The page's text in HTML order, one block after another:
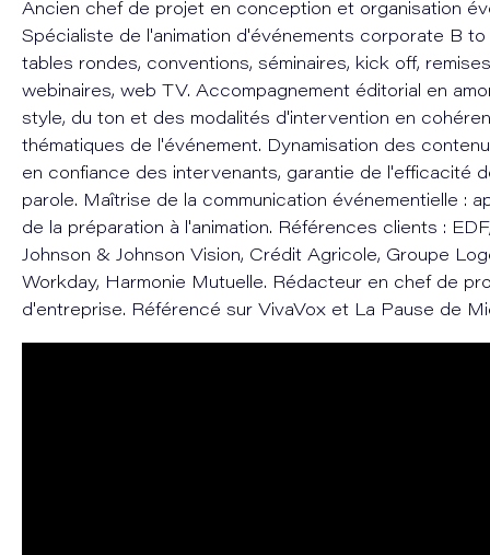
Ancien chef de projet en conception et organisation
Spécialiste de l'animation d'événements corporate B to
tables rondes, conventions, séminaires, kick off,
webinaires, web TV. Accompagnement éditorial en
style, du ton et des modalités d'intervention en
thématiques de l'événement. Dynamisation des
en confiance des intervenants, garantie de l'efficacité
parole. Maîtrise de la communication événementielle :
de la préparation à l'animation. Références clients :
Johnson & Johnson Vision, Crédit Agricole, Groupe
Workday, Harmonie Mutuelle. Rédacteur en chef de
d'entreprise. Référencé sur VivaVox et La Pause de